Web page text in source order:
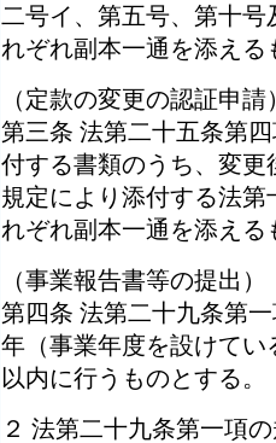
二号イ、第五号、第十
れぞれ副本一通を添える
（定款の変更の認証申請
第三条 法第二十五条第
付する書類のうち、変
規定により添付する法
れぞれ副本一通を添える
（事業報告書等の提出）
第四条 法第二十九条第
年（事業年度を設けて
以内に行うものとする。
２ 法第二十九条第一項